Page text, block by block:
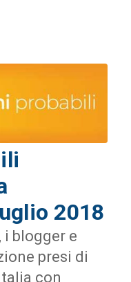
2018
blogger e
presi di
con